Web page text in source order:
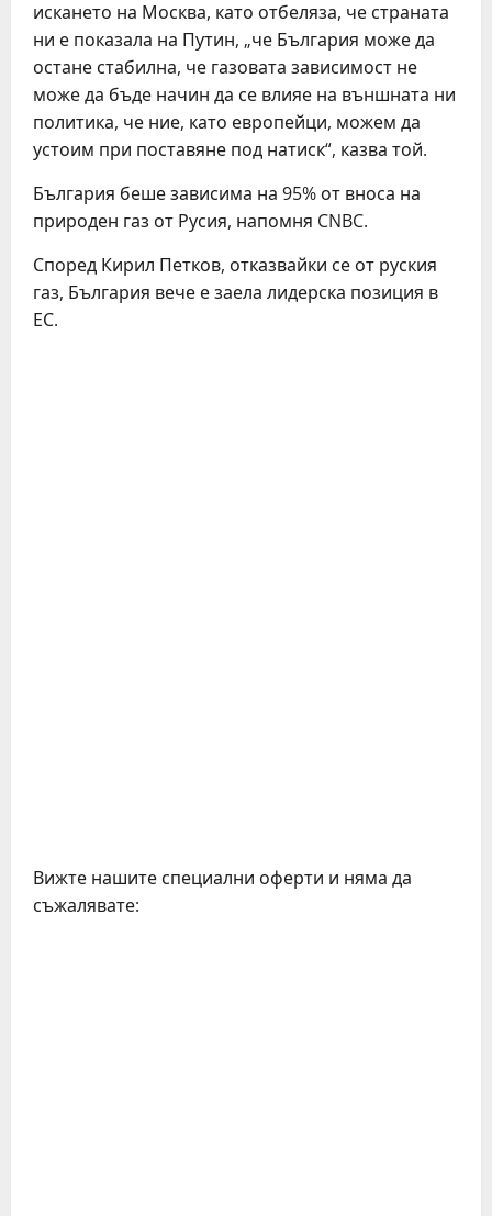
искането на Москва, като отбеляза, че страната
ни е показала на Путин, „че България може да
остане стабилна, че газовата зависимост не
може да бъде начин да се влияе на външната ни
политика, че ние, като европейци, можем да
устоим при поставяне под натиск“, казва той.
България беше зависима на 95% от вноса на
природен газ от Русия, напомня CNBC.
Според Кирил Петков, отказвайки се от руския
газ, България вече е заела лидерска позиция в
ЕС.
Вижте нашите специални оферти и няма да
съжалявате: